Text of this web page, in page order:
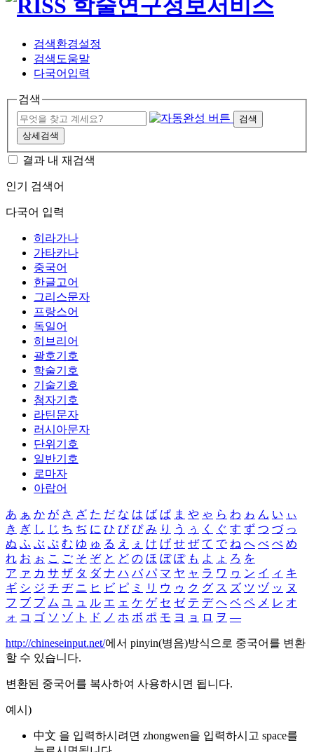
검색환경설정
검색도움말
다국어입력
검색
검색
상세검색
결과 내 재검색
인기 검색어
다국어 입력
히라가나
가타카나
중국어
한글고어
그리스문자
프랑스어
독일어
히브리어
괄호기호
학술기호
기술기호
첨자기호
라틴문자
러시아문자
단위기호
일반기호
로마자
아랍어
あ ぁ か が さ ざ た だ な は ば ぱ ま や ゃ ら わ ゎ ん い ぃ
き ぎ し じ ち ぢ に ひ び ぴ み り う ぅ く ぐ す ず つ づ っ
ぬ ふ ぶ ぷ む ゆ ゅ る え ぇ け げ せ ぜ て で ね へ べ ぺ め
れ お ぉ こ ご そ ぞ と ど の ほ ぼ ぽ も よ ょ ろ を
ア ァ カ サ ザ タ ダ ナ ハ バ パ マ ヤ ャ ラ ワ ヮ ン イ ィ キ
ギ シ ジ チ ヂ ニ ヒ ビ ピ ミ リ ウ ゥ ク グ ス ズ ツ ヅ ッ ヌ
フ ブ プ ム ユ ュ ル エ ェ ケ ゲ セ ゼ テ デ ヘ ベ ペ メ レ オ
ォ コ ゴ ソ ゾ ト ド ノ ホ ボ ポ モ ヨ ョ ロ ヲ ―
http://chineseinput.net/에서 pinyin(병음)방식으로 중국어를 변환
할 수 있습니다.
변환된 중국어를 복사하여 사용하시면 됩니다.
예시)
中文 을 입력하시려면 zhongwen을 입력하시고 space를